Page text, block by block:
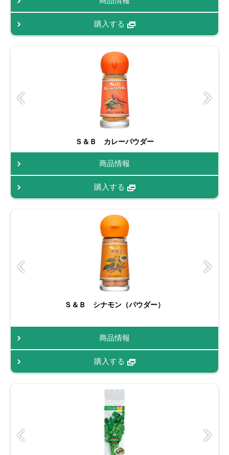
購入する
Ｓ＆Ｂ カレーパウダー
商品情報
購入する
Ｓ＆Ｂ シナモン（パウダー）
商品情報
購入する